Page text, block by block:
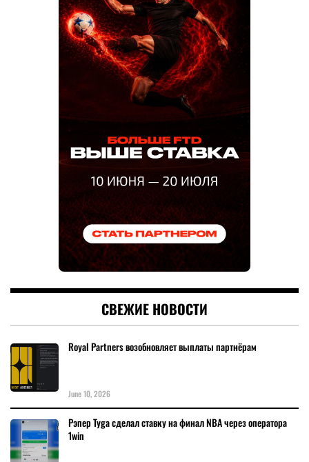
СВЕЖИЕ НОВОСТИ
Royal Partners возобновляет выплаты партнёрам
June 10, 2026
Рэпер Tyga сделал ставку на финал NBA через оператора
1win